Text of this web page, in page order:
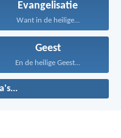
Evangelisatie
Want in de heilige...
Geest
En de heilige Geest...